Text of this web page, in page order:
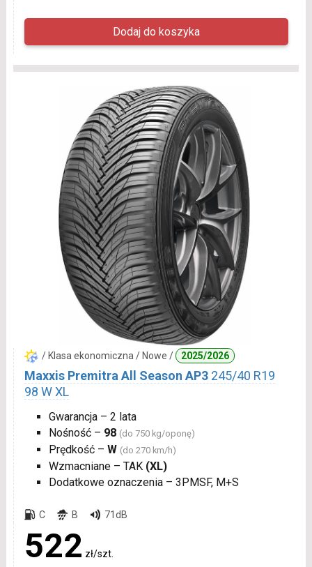
/ Klasa ekonomiczna / Nowe / 2025/2026
Maxxis Premitra All Season AP3 245/40 R19
98 W XL
Gwarancja – 2 lata
Nośność – 98 (do 750 kg/oponę)
Prędkość – W (do 270 km/h)
Wzmacniane – TAK (XL)
Dodatkowe oznaczenia – 3PMSF, M+S
C B 71dB
522 zł/szt.